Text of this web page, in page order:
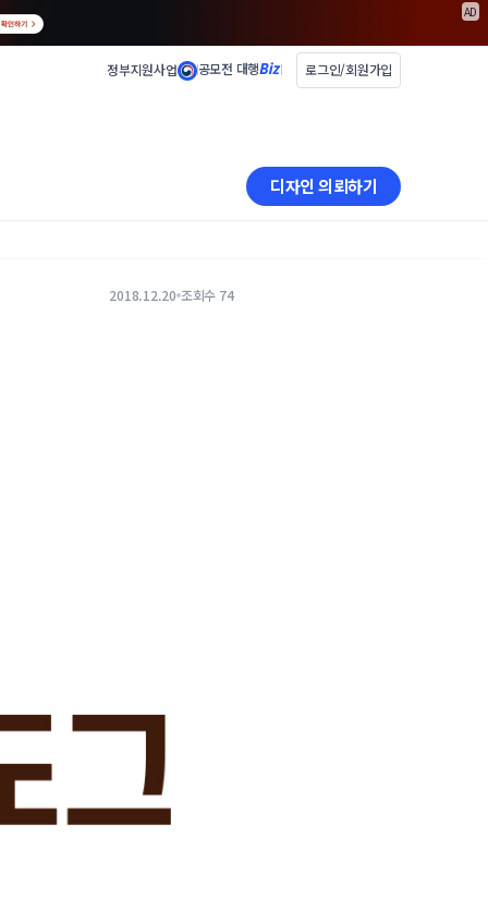
AD
정부지원사업 공모전 대행 로그인/회원가입
디자인 의뢰하기
2018.12.20 조회수 74